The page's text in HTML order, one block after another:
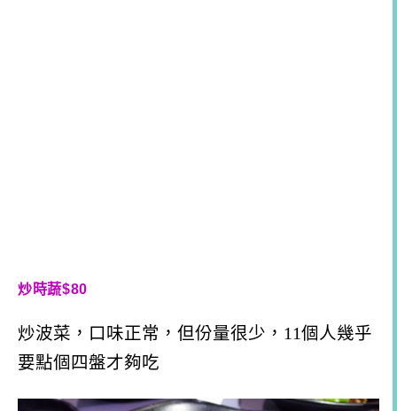
炒時蔬$80
炒波菜，口味正常，但份量很少，11個人幾乎
要點個四盤才夠吃